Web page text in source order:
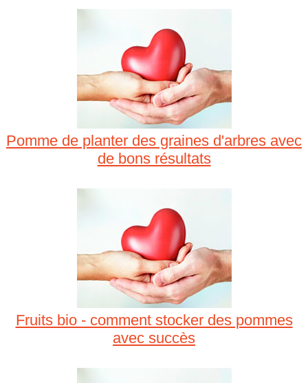
Pomme de planter des graines d'arbres avec
de bons résultats
Fruits bio - comment stocker des pommes
avec succès